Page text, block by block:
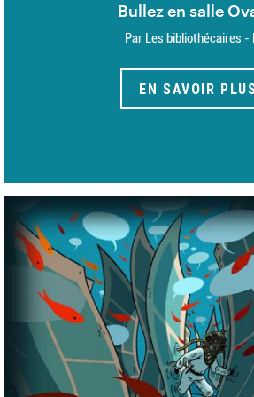
Bullez en salle
Par Les bibliothécaires -
EN SAVOIR